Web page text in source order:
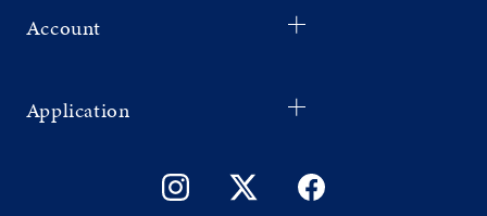
Account
Application